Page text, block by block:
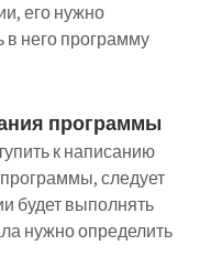
его нужно
в него программу
программы
к написанию
следует
будет выполнять
нужно определить